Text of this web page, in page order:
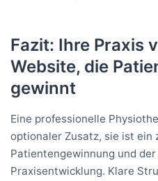
Fazit: Ihre Praxis
Website, die
gewinnt
Eine professionelle
optionaler Zusatz, sie ist ein
Patientengewinnung und
Praxisentwicklung. Klare